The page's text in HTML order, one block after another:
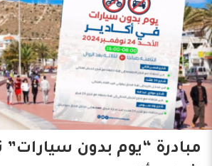
مبادرة “يوم بدون سيارات”